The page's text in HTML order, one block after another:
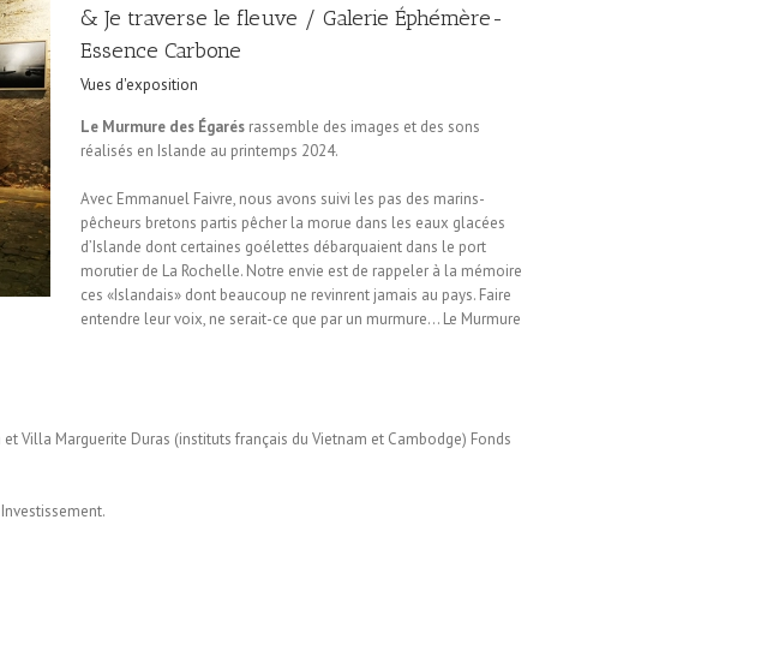
& Je traverse le fleuve / Galerie Éphémère-
Essence Carbone
Vues d'exposition
Le Murmure des Égarés rassemble des images et des sons
réalisés en Islande au printemps 2024.
Avec Emmanuel Faivre, nous avons suivi les pas des marins-
pêcheurs bretons partis pêcher la morue dans les eaux glacées
d’Islande dont certaines goélettes débarquaient dans le port
morutier de La Rochelle. Notre envie est de rappeler à la mémoire
ces «Islandais» dont beaucoup ne revinrent jamais au pays. Faire
entendre leur voix, ne serait-ce que par un murmure… Le Murmure
Villa Marguerite Duras (instituts français du Vietnam et Cambodge) Fonds